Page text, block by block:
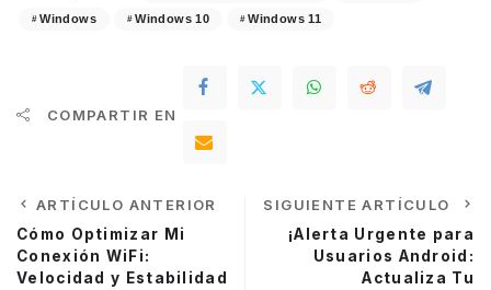
Windows Windows 10 Windows 11
COMPARTIR EN
ARTÍCULO ANTERIOR
Cómo Optimizar Mi
Conexión WiFi:
Velocidad y Estabilidad
SIGUIENTE ARTÍCULO
¡Alerta Urgente para
Usuarios Android:
Actualiza Tu